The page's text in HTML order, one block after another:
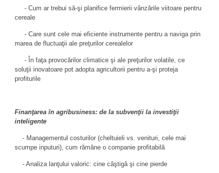
- Cum ar trebui să-şi planifice fermierii vânzările viitoare pentru
cereale
- Care sunt cele mai eficiente instrumente pentru a naviga prin
marea de fluctuaţii ale preţurilor cerealelor
- În faţa provocărilor climatice şi ale preţurilor volatile, ce
soluţii inovatoare pot adopta agricultorii pentru a-şi proteja
profiturile
Finanţarea în agribusiness: de la subvenţii la investiţii
inteligente
- Managementul costurilor (cheltuieli vs. venituri, cele mai
scumpe inputuri), cum rămâne o companie profitabilă
- Analiza lanţului valoric: cine câştigă şi cine pierde